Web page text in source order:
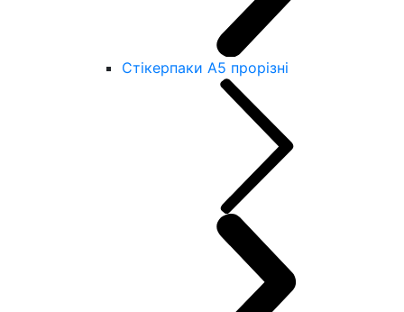
Стікерпаки А5 прорізні